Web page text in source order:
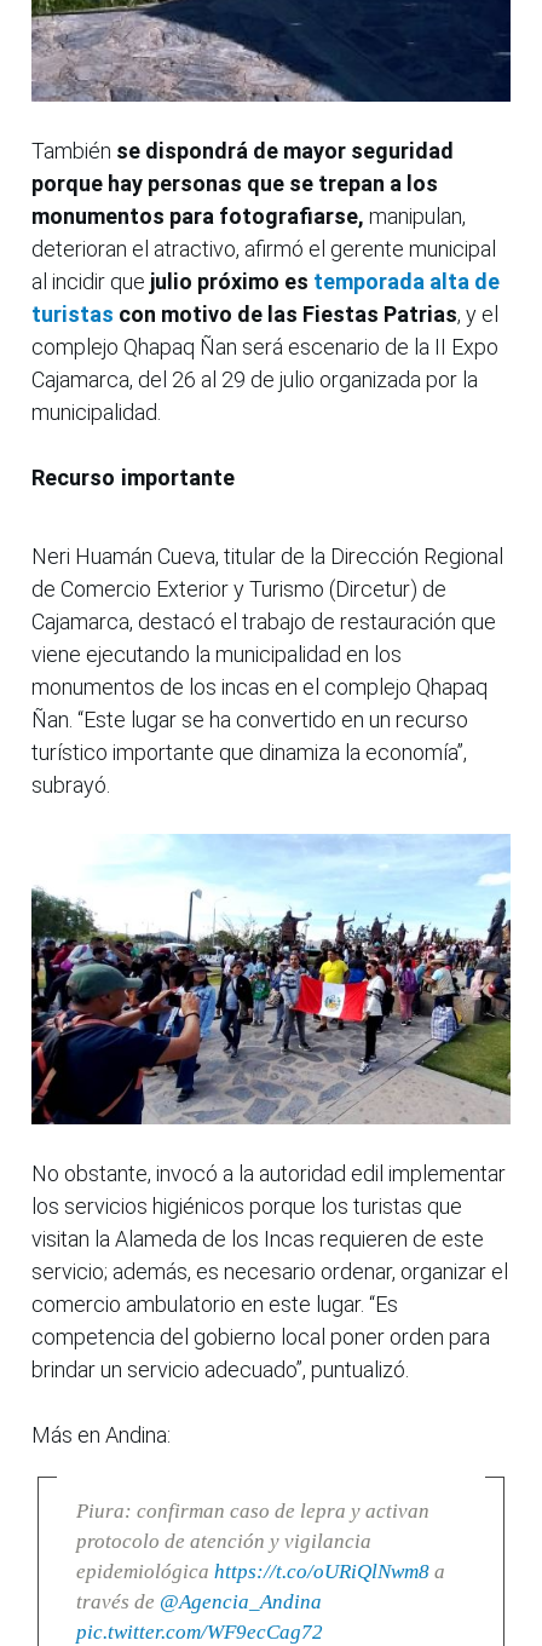
También se dispondrá de mayor seguridad
porque hay personas que se trepan a los
monumentos para fotografiarse, manipulan,
deterioran el atractivo, afirmó el gerente municipal
al incidir que julio próximo es temporada alta de
turistas con motivo de las Fiestas Patrias, y el
complejo Qhapaq Ñan será escenario de la II Expo
Cajamarca, del 26 al 29 de julio organizada por la
municipalidad.
Recurso importante
Neri Huamán Cueva, titular de la Dirección Regional
de Comercio Exterior y Turismo (Dircetur) de
Cajamarca, destacó el trabajo de restauración que
viene ejecutando la municipalidad en los
monumentos de los incas en el complejo Qhapaq
Ñan. “Este lugar se ha convertido en un recurso
turístico importante que dinamiza la economía”,
subrayó.
No obstante, invocó a la autoridad edil implementar
los servicios higiénicos porque los turistas que
visitan la Alameda de los Incas requieren de este
servicio; además, es necesario ordenar, organizar el
comercio ambulatorio en este lugar. “Es
competencia del gobierno local poner orden para
brindar un servicio adecuado”, puntualizó.
Más en Andina:
Piura: confirman caso de lepra y activan
protocolo de atención y vigilancia
epidemiológica https://t.co/oURiQlNwm8a
través de @Agencia_Andina
pic.twitter.com/WF9ecCag72